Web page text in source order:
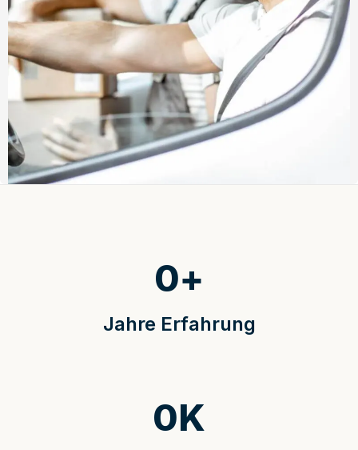
Jahre Erfahrung
0+
0K